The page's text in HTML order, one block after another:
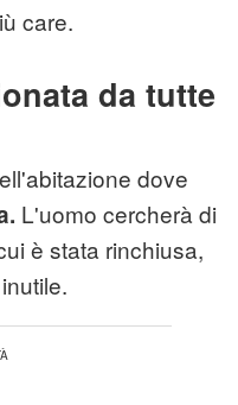
care.
da tutte
dove
L'uomo cercherà di
è stata rinchiusa,